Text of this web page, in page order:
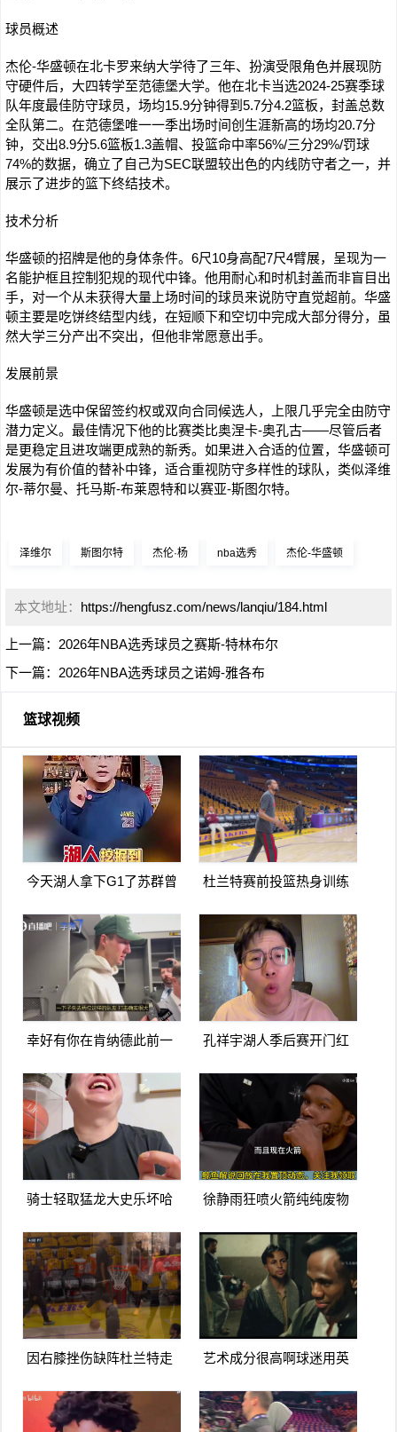
球员概述
杰伦-华盛顿在北卡罗来纳大学待了三年、扮演受限角色并展现防
守硬件后，大四转学至范德堡大学。他在北卡当选2024-25赛季球
队年度最佳防守球员，场均15.9分钟得到5.7分4.2篮板，封盖总数
全队第二。在范德堡唯一一季出场时间创生涯新高的场均20.7分
钟，交出8.9分5.6篮板1.3盖帽、投篮命中率56%/三分29%/罚球
74%的数据，确立了自己为SEC联盟较出色的内线防守者之一，并
展示了进步的篮下终结技术。
技术分析
华盛顿的招牌是他的身体条件。6尺10身高配7尺4臂展，呈现为一
名能护框且控制犯规的现代中锋。他用耐心和时机封盖而非盲目出
手，对一个从未获得大量上场时间的球员来说防守直觉超前。华盛
顿主要是吃饼终结型内线，在短顺下和空切中完成大部分得分，虽
然大学三分产出不突出，但他非常愿意出手。
发展前景
华盛顿是选中保留签约权或双向合同候选人，上限几乎完全由防守
潜力定义。最佳情况下他的比赛类比奥涅卡-奥孔古——尽管后者
是更稳定且进攻端更成熟的新秀。如果进入合适的位置，华盛顿可
发展为有价值的替补中锋，适合重视防守多样性的球队，类似泽维
尔-蒂尔曼、托马斯-布莱恩特和以赛亚-斯图尔特。
泽维尔 斯图尔特 杰伦·杨 nba选秀 杰伦-华盛顿
本文地址： https://hengfusz.com/news/lanqiu/184.html
上一篇： 2026年NBA选秀球员之赛斯-特林布尔
下一篇： 2026年NBA选秀球员之诺姆-雅各布
篮球视频
今天湖人拿下G1了苏群曾
杜兰特赛前投篮热身训练
幸好有你在肯纳德此前一
确实很大
孔祥宇湖人季后赛开门红
根本不行
骑士轻取猛龙大史乐坏哈
可成啊
徐静雨狂喷火箭纯纯废物
打坑惨球队
因右膝挫伤缺阵杜兰特走
一拐
艺术成分很高啊球迷用英
季后赛